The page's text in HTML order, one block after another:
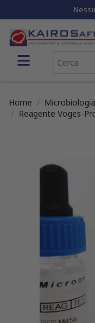
Home Microbiologia
Reagente Voges-